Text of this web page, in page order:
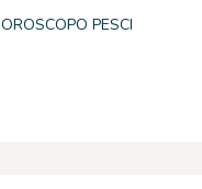
OROSCOPO PESCI